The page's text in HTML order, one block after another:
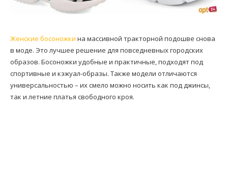
Женские босоножки на массивной тракторной подошве снова
в моде. Это лучшее решение для повседневных городских
образов. Босоножки удобные и практичные, подходят под
спортивные и кэжуал-образы. Также модели отличаются
универсальностью – их смело можно носить как под джинсы,
так и летние платья свободного кроя.